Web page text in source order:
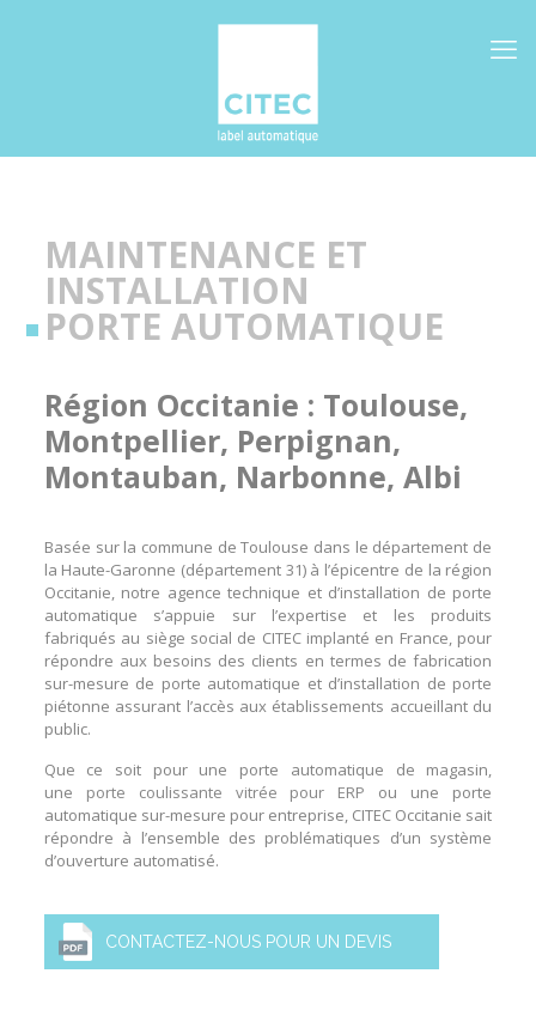
MAINTENANCE ET
INSTALLATION
PORTE AUTOMATIQUE
Région Occitanie : Toulouse,
Montpellier, Perpignan,
Montauban, Narbonne, Albi
Basée sur la commune de Toulouse dans le département de
la Haute-Garonne (département 31) à l’épicentre de la région
Occitanie, notre agence technique et d’installation de porte
automatique s’appuie sur l’expertise et les produits
fabriqués au siège social de CITEC implanté en France, pour
répondre aux besoins des clients en termes de fabrication
sur-mesure de porte automatique et d’installation de porte
piétonne assurant l’accès aux établissements accueillant du
public.
Que ce soit pour une porte automatique de magasin,
une porte coulissante vitrée pour ERP ou une porte
automatique sur-mesure pour entreprise, CITEC Occitanie sait
répondre à l’ensemble des problématiques d’un système
d’ouverture automatisé.
CONTACTEZ-NOUS POUR UN DEVIS